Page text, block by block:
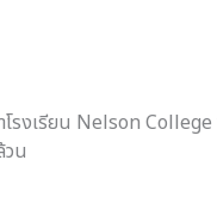
โรงเรียน Nelson
น